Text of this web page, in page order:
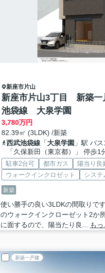
新座市片山
新座市片山3丁目 新築
池袋線 大泉学園
3,780万円
82.39㎡ (3LDK) /新築
西武池袋線「大泉学園 」駅 バ
「久保新田（東京都）」 停歩1
駐車2台可 都市ガス 陽当り良
ウォークインクロゼット
システ
新築
使い勝手の良い3LDKの間取りで
のウォークインクローゼット2か
に面するので、陽当たり良...
も
新築一戸建